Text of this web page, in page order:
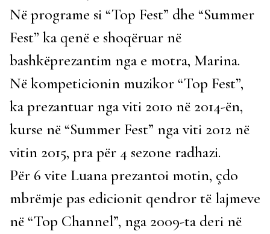
Në programe si “Top Fest” dhe “Summer
Fest” ka qenë e shoqëruar në
bashkëprezantim nga e motra, Marina.
Në kompeticionin muzikor “Top Fest”,
ka prezantuar nga viti 2010 në 2014-ën,
kurse në “Summer Fest” nga viti 2012 në
vitin 2015, pra për 4 sezone radhazi.
Për 6 vite Luana prezantoi motin, çdo
mbrëmje pas edicionit qendror të lajmeve
në “Top Channel”, nga 2009-ta deri në